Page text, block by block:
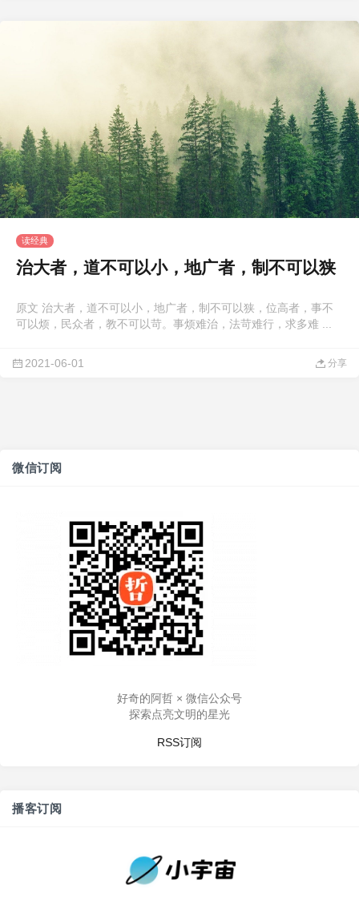
读经典
治大者，道不可以小，地广者，制不可以狭
原文 治大者，道不可以小，地广者，制不可以狭，位高者，事不
可以烦，民众者，教不可以苛。事烦难治，法苛难行，求多难 ...
2021-06-01 分享
微信订阅
好奇的阿哲 × 微信公众号
探索点亮文明的星光
RSS订阅
播客订阅